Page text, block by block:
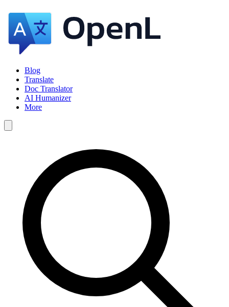
Blog
Translate
Doc Translator
AI Humanizer
More